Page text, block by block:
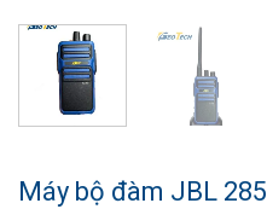
Máy bộ đàm JBL 285